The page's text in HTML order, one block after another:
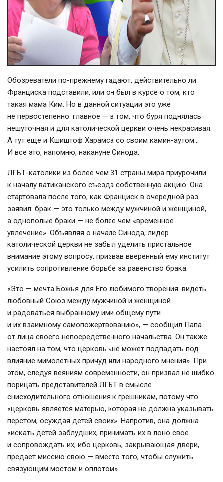
Обозреватели по-прежнему гадают, действительно ли
Франциска подставили, или он был в курсе о том, кто
такая мама Ким. Но в данной ситуации это уже
не первостепенно: главное — в том, что буря поднялась
нешуточная и для католической церкви очень некрасивая.
А тут еще и Кшиштоф Харамса со своим камин-аутом…
И все это, напомню, накануне Синода.
ЛГБТ-католики из более чем 31 страны мира приурочили
к началу ватиканского съезда собственную акцию. Она
стартовала после того, как Франциск в очередной раз
заявил: брак — это только между мужчиной и женщиной,
а однополые браки — не более чем «временное
увлечение». Объявляя о начале Синода, лидер
католической церкви не забыл уделить пристальное
внимание этому вопросу, призвав вверенный ему институт
усилить сопротивление борьбе за равенство брака.
«Это — мечта Божья для Его любимого творения: видеть
любовный Союз между мужчиной и женщиной
и радоваться выбранному ими общему пути
и их взаимному самопожертвованию», — сообщил Папа
от лица своего непосредственного начальства. Он также
настоял на том, что церковь «не может подпадать под
влияние мимолетных причуд или народного мнения». При
этом, следуя веяниям современности, он призвал не шибко
порицать представителей ЛГБТ в смысле
снисходительного отношения к грешникам, потому что
«церковь является матерью, которая не должна указывать
перстом, осуждая детей своих». Напротив, она должна
«искать детей заблудших, принимать их в лоно свое
и сопровождать их, ибо церковь, закрывающая двери,
предает миссию свою — вместо того, чтобы служить
связующим мостом и оплотом».